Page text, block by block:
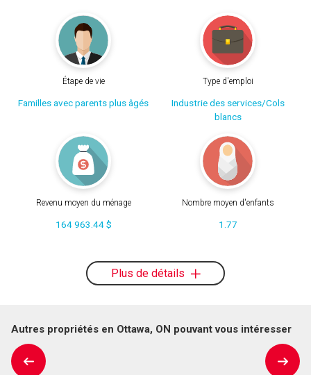
Étape de vie
Familles avec parents plus âgés
Type d'emploi
Industrie des services/Cols
blancs
Revenu moyen du ménage
164 963.44 $
Nombre moyen d'enfants
1.77
Plus de détails
Autres propriétés en Ottawa, ON pouvant vous intéresser